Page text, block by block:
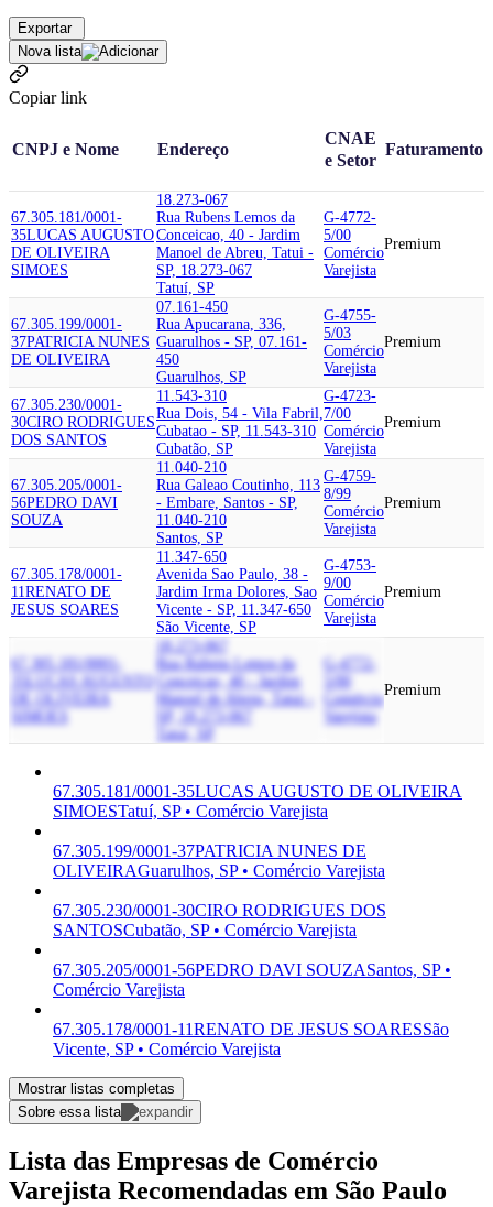
Exportar
Nova lista
Copiar link
CNPJ e Nome Endereço
CNAE
e Setor
Faturamento
67.305.181/0001-
35LUCAS AUGUSTO
DE OLIVEIRA
SIMOES
18.273-067
Rua Rubens Lemos da
Conceicao, 40 - Jardim
Manoel de Abreu, Tatui -
SP, 18.273-067
Tatuí, SP
G-4772-
5/00
Comércio
Varejista
Premium
67.305.199/0001-
37PATRICIA NUNES
DE OLIVEIRA
07.161-450
Rua Apucarana, 336,
Guarulhos - SP, 07.161-
450
Guarulhos, SP
G-4755-
5/03
Comércio
Varejista
Premium
67.305.230/0001-
30CIRO RODRIGUES
DOS SANTOS
11.543-310
Rua Dois, 54 - Vila Fabril,
Cubatao - SP, 11.543-310
Cubatão, SP
G-4723-
7/00
Comércio
Varejista
Premium
67.305.205/0001-
56PEDRO DAVI
SOUZA
11.040-210
Rua Galeao Coutinho, 113
- Embare, Santos - SP,
11.040-210
Santos, SP
G-4759-
8/99
Comércio
Varejista
Premium
67.305.178/0001-
11RENATO DE
JESUS SOARES
11.347-650
Avenida Sao Paulo, 38 -
Jardim Irma Dolores, Sao
Vicente - SP, 11.347-650
São Vicente, SP
G-4753-
9/00
Comércio
Varejista
Premium
67.305.181/0001-
LUCAS AUGUSTO
DE OLIVEIRA
SIMOES
18.273-067
Rua Rubens Lemos da
Conceicao, 40 - Jardim
Manoel de Abreu, Tatui -
SP, 18.273-067
Tatuí, SP
G-4772-
5/00
Comércio
Varejista
Premium
67.305.181/0001-35LUCAS AUGUSTO DE OLIVEIRA
SIMOESTatuí, SP • Comércio Varejista
67.305.199/0001-37PATRICIA NUNES DE
OLIVEIRAGuarulhos, SP • Comércio Varejista
67.305.230/0001-30CIRO RODRIGUES DOS
SANTOSCubatão, SP • Comércio Varejista
67.305.205/0001-56PEDRO DAVI SOUZASantos, SP •
Comércio Varejista
67.305.178/0001-11RENATO DE JESUS SOARESSão
Vicente, SP • Comércio Varejista
Mostrar listas completas
Sobre essa lista
Lista das Empresas de Comércio
Varejista Recomendadas em São Paulo